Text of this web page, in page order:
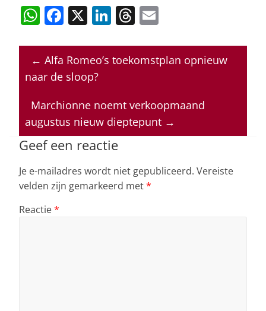
W
at
s
p
p
F
c
e
o
o
k
X Li
k
e
n
T
re
a
s
ai
l
← Alfa Romeo’s toekomstplan opnieuw
naar de sloop?
Marchionne noemt verkoopmaand
augustus nieuw dieptepunt →
Geef een reactie
Je e-mailadres wordt niet gepubliceerd. Vereiste
velden zijn gemarkeerd met*
Reactie*